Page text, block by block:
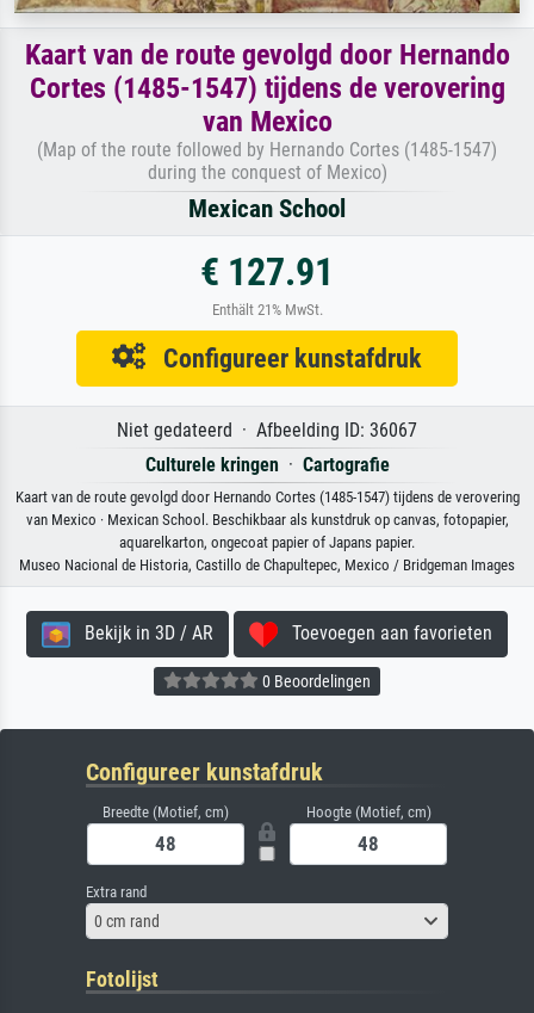
Kaart van de route gevolgd door Hernando
Cortes (1485-1547) tijdens de verovering
van Mexico
(Map of the route followed by Hernando Cortes (1485-1547)
during the conquest of Mexico)
Mexican School
€ 127.91
Enthält 21% MwSt.
Configureer kunstafdruk
Niet gedateerd · Afbeelding ID: 36067
Culturele kringen · Cartografie
Kaart van de route gevolgd door Hernando Cortes (1485-1547) tijdens de verovering
van Mexico · Mexican School. Beschikbaar als kunstdruk op canvas, fotopapier,
aquarelkarton, ongecoat papier of Japans papier.
Museo Nacional de Historia, Castillo de Chapultepec, Mexico / Bridgeman Images
Bekijk in 3D / AR Toevoegen aan favorieten
0 Beoordelingen
Configureer kunstafdruk
Breedte (Motief, cm) Hoogte (Motief, cm)
Extra rand
0 cm rand
Fotolijst